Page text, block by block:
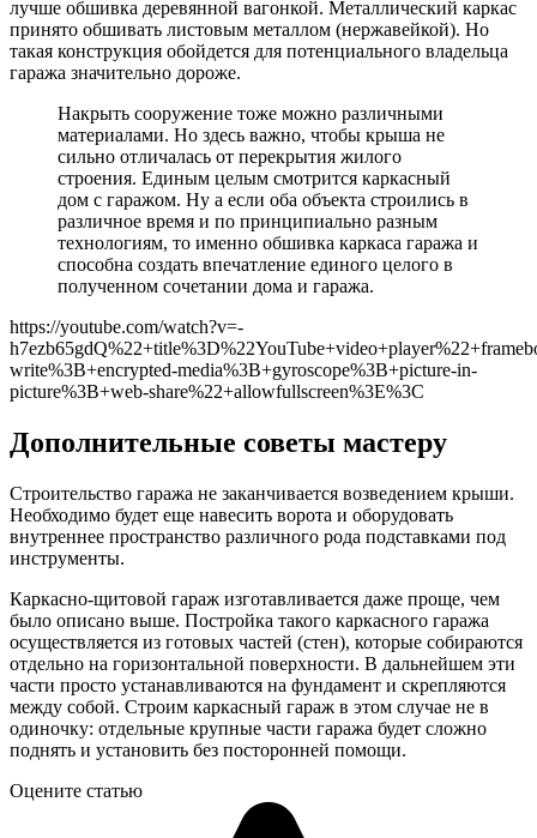
лучше обшивка деревянной вагонкой. Металлический каркас
принято обшивать листовым металлом (нержавейкой). Но
такая конструкция обойдется для потенциального владельца
гаража значительно дороже.
Накрыть сооружение тоже можно различными
материалами. Но здесь важно, чтобы крыша не
сильно отличалась от перекрытия жилого
строения. Единым целым смотрится каркасный
дом с гаражом. Ну а если оба объекта строились в
различное время и по принципиально разным
технологиям, то именно обшивка каркаса гаража и
способна создать впечатление единого целого в
полученном сочетании дома и гаража.
https://youtube.com/watch?v=-
write%3B+encrypted-media%3B+gyroscope%3B+picture-in-
picture%3B+web-share%22+allowfullscreen%3E%3C
Дополнительные советы мастеру
Строительство гаража не заканчивается возведением крыши.
Необходимо будет еще навесить ворота и оборудовать
внутреннее пространство различного рода подставками под
инструменты.
Каркасно-щитовой гараж изготавливается даже проще, чем
было описано выше. Постройка такого каркасного гаража
осуществляется из готовых частей (стен), которые собираются
отдельно на горизонтальной поверхности. В дальнейшем эти
части просто устанавливаются на фундамент и скрепляются
между собой. Строим каркасный гараж в этом случае не в
одиночку: отдельные крупные части гаража будет сложно
поднять и установить без посторонней помощи.
Оцените статью